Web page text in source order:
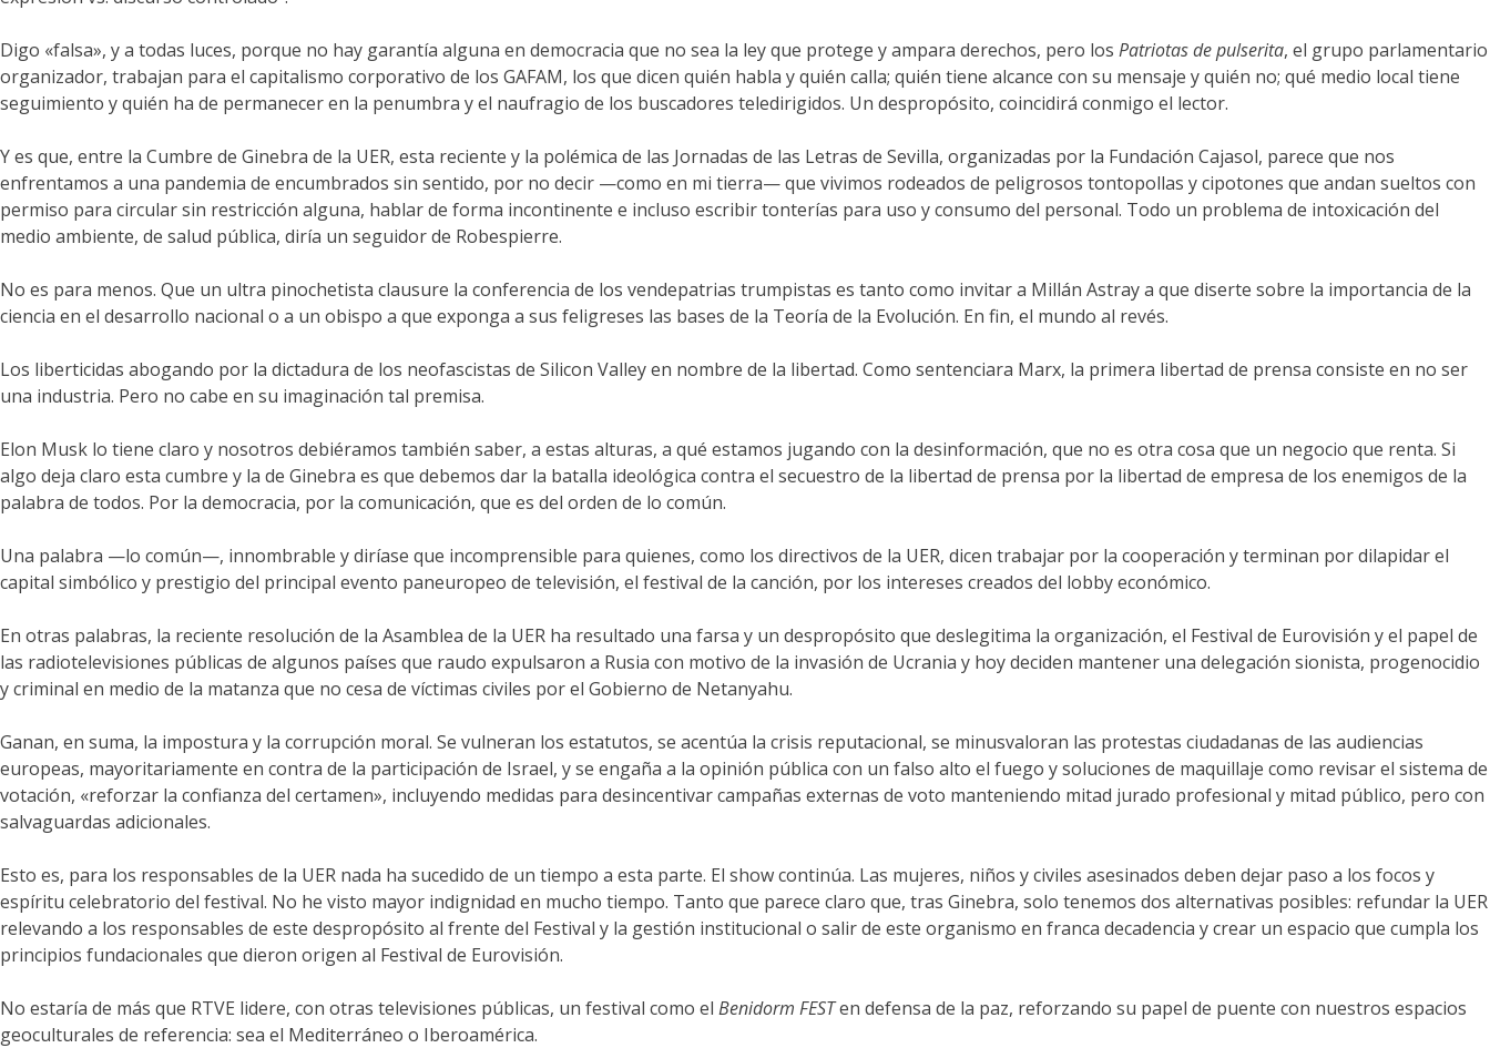
Digo «falsa», y a todas luces, porque no hay garantía alguna en democracia que no sea la ley que protege y ampara derechos, pero los Patriotas de pulserita, el grupo parlamentario
organizador, trabajan para el capitalismo corporativo de los GAFAM, los que dicen quién habla y quién calla; quién tiene alcance con su mensaje y quién no; qué medio local tiene
seguimiento y quién ha de permanecer en la penumbra y el naufragio de los buscadores teledirigidos. Un despropósito, coincidirá conmigo el lector.
Y es que, entre la Cumbre de Ginebra de la UER, esta reciente y la polémica de las Jornadas de las Letras de Sevilla, organizadas por la Fundación Cajasol, parece que nos
enfrentamos a una pandemia de encumbrados sin sentido, por no decir —como en mi tierra— que vivimos rodeados de peligrosos tontopollas y cipotones que andan sueltos con
permiso para circular sin restricción alguna, hablar de forma incontinente e incluso escribir tonterías para uso y consumo del personal. Todo un problema de intoxicación del
medio ambiente, de salud pública, diría un seguidor de Robespierre.
No es para menos. Que un ultra pinochetista clausure la conferencia de los vendepatrias trumpistas es tanto como invitar a Millán Astray a que diserte sobre la importancia de la
ciencia en el desarrollo nacional o a un obispo a que exponga a sus feligreses las bases de la Teoría de la Evolución. En fin, el mundo al revés.
Los liberticidas abogando por la dictadura de los neofascistas de Silicon Valley en nombre de la libertad. Como sentenciara Marx, la primera libertad de prensa consiste en no ser
una industria. Pero no cabe en su imaginación tal premisa.
Elon Musk lo tiene claro y nosotros debiéramos también saber, a estas alturas, a qué estamos jugando con la desinformación, que no es otra cosa que un negocio que renta. Si
algo deja claro esta cumbre y la de Ginebra es que debemos dar la batalla ideológica contra el secuestro de la libertad de prensa por la libertad de empresa de los enemigos de la
palabra de todos. Por la democracia, por la comunicación, que es del orden de lo común.
Una palabra —lo común—, innombrable y diríase que incomprensible para quienes, como los directivos de la UER, dicen trabajar por la cooperación y terminan por dilapidar el
capital simbólico y prestigio del principal evento paneuropeo de televisión, el festival de la canción, por los intereses creados del lobby económico.
En otras palabras, la reciente resolución de la Asamblea de la UER ha resultado una farsa y un despropósito que deslegitima la organización, el Festival de Eurovisión y el papel de
las radiotelevisiones públicas de algunos países que raudo expulsaron a Rusia con motivo de la invasión de Ucrania y hoy deciden mantener una delegación sionista, progenocidio
y criminal en medio de la matanza que no cesa de víctimas civiles por el Gobierno de Netanyahu.
Ganan, en suma, la impostura y la corrupción moral. Se vulneran los estatutos, se acentúa la crisis reputacional, se minusvaloran las protestas ciudadanas de las audiencias
europeas, mayoritariamente en contra de la participación de Israel, y se engaña a la opinión pública con un falso alto el fuego y soluciones de maquillaje como revisar el sistema de
votación, «reforzar la confianza del certamen», incluyendo medidas para desincentivar campañas externas de voto manteniendo mitad jurado profesional y mitad público, pero con
salvaguardas adicionales.
Esto es, para los responsables de la UER nada ha sucedido de un tiempo a esta parte. El show continúa. Las mujeres, niños y civiles asesinados deben dejar paso a los focos y
espíritu celebratorio del festival. No he visto mayor indignidad en mucho tiempo. Tanto que parece claro que, tras Ginebra, solo tenemos dos alternativas posibles: refundar la UER
relevando a los responsables de este despropósito al frente del Festival y la gestión institucional o salir de este organismo en franca decadencia y crear un espacio que cumpla los
principios fundacionales que dieron origen al Festival de Eurovisión.
No estaría de más que RTVE lidere, con otras televisiones públicas, un festival como el Benidorm FESTen defensa de la paz, reforzando su papel de puente con nuestros espacios
geoculturales de referencia: sea el Mediterráneo o Iberoamérica.